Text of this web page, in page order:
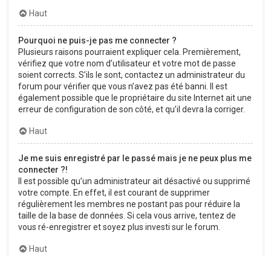
Haut
Pourquoi ne puis-je pas me connecter ?
Plusieurs raisons pourraient expliquer cela. Premièrement,
vérifiez que votre nom d’utilisateur et votre mot de passe
soient corrects. S’ils le sont, contactez un administrateur du
forum pour vérifier que vous n’avez pas été banni. Il est
également possible que le propriétaire du site Internet ait une
erreur de configuration de son côté, et qu’il devra la corriger.
Haut
Je me suis enregistré par le passé mais je ne peux plus me
connecter ?!
Il est possible qu’un administrateur ait désactivé ou supprimé
votre compte. En effet, il est courant de supprimer
régulièrement les membres ne postant pas pour réduire la
taille de la base de données. Si cela vous arrive, tentez de
vous ré-enregistrer et soyez plus investi sur le forum.
Haut